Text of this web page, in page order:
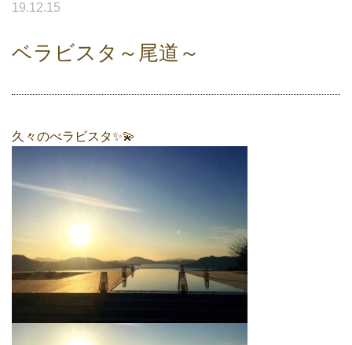
19.12.15
ベラビスタ～尾道～
久々のべラビスタ✨💫